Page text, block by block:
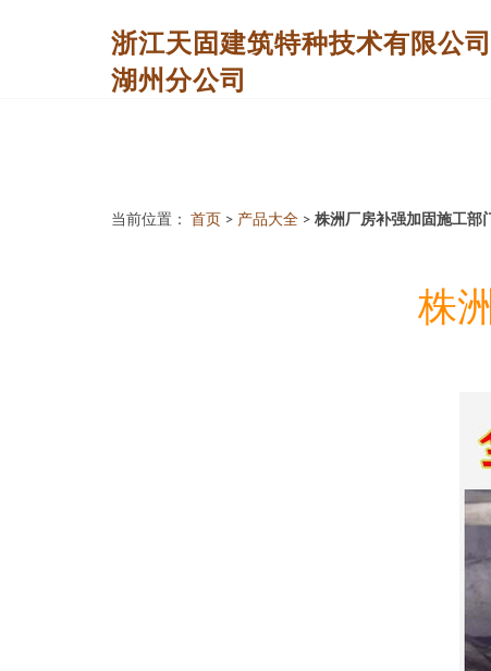
浙江天固建筑特种技术有限公司
湖州分公司
当前位置： 首页 > 产品大全 > 株洲厂房补强加固施工部
株